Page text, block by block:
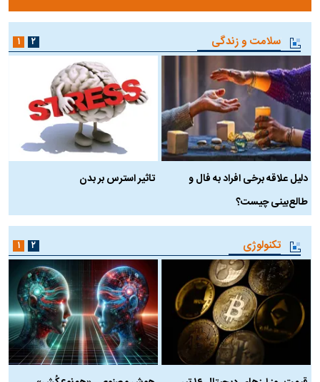
سلامت و زندگی
دلیل علاقه برخی افراد به فال و
طالع‌بینی چیست؟
تاثیر استرس بر بدن
۱ ۲
تکنولوژی ۱ ۲